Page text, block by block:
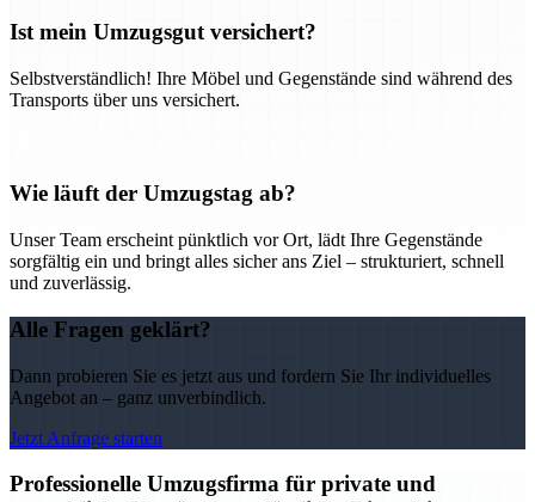
Ist mein Umzugsgut versichert?
Selbstverständlich! Ihre Möbel und Gegenstände sind während des
Transports über uns versichert.
Wie läuft der Umzugstag ab?
Unser Team erscheint pünktlich vor Ort, lädt Ihre Gegenstände
sorgfältig ein und bringt alles sicher ans Ziel – strukturiert, schnell
und zuverlässig.
Alle Fragen geklärt?
Dann probieren Sie es jetzt aus und fordern Sie Ihr individuelles
Angebot an – ganz unverbindlich.
Jetzt Anfrage starten
Professionelle Umzugsfirma für private und